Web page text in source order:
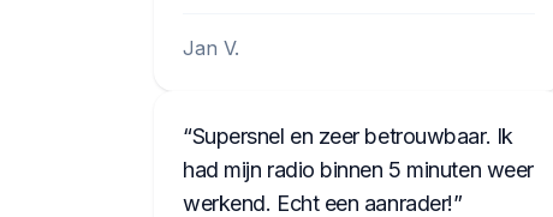
Jan V.
Supersnel en zeer betrouwbaar. Ik
had mijn radio binnen 5 minuten weer
werkend. Echt een aanrader!